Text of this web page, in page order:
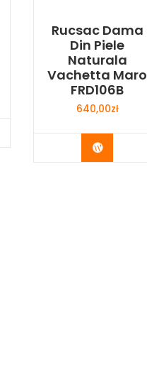
Rucsac Dama
Din Piele
Naturala
Vachetta Maro
FRD106B
640,00zł
Buy Now